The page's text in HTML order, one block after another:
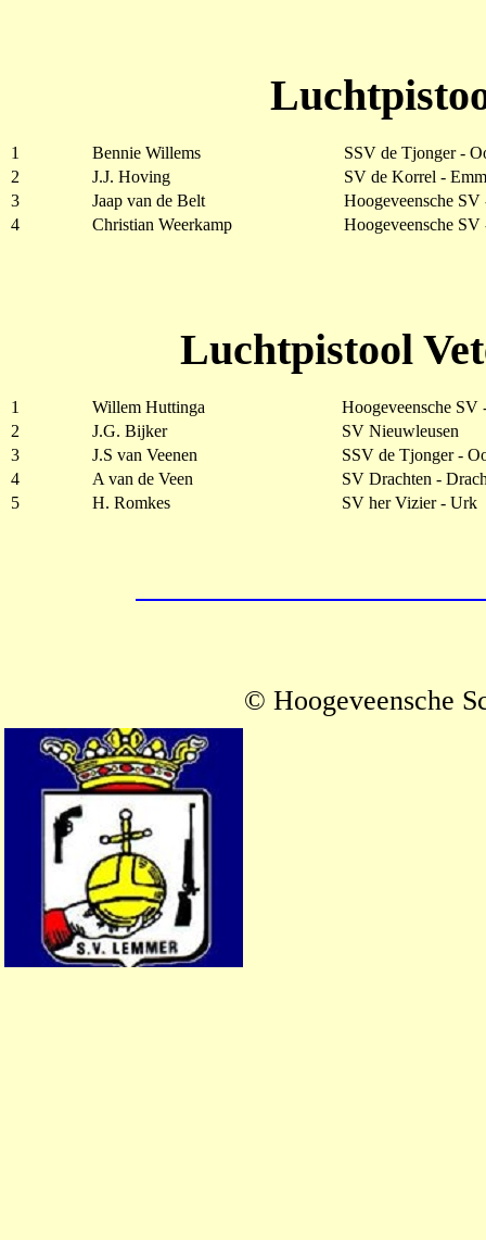
1 Bennie Willems
SSV de Tjonger -
2
J.J. Hoving
SV de Korrel -
3
Jaap van de Belt
Hoogeveensche SV
4
Christian Weerkamp Hoogeveensche SV
Luchtpistool
1 Willem Huttinga
Hoogeveensche SV
2
J.G. Bijker
SV Nieuwleusen
3
J.S van Veenen
SSV de Tjonger -
4
A van de Veen
SV Drachten -
5
H. Romkes SV her Vizier - Urk
© Hoogeveensche